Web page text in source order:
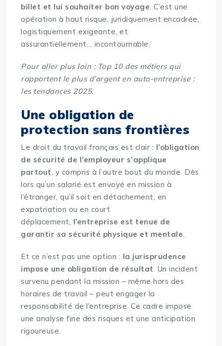
billet et lui souhaiter bon voyage. C’est une
opération à haut risque, juridiquement encadrée,
logistiquement exigeante, et
assurantiellement… incontournable.
Pour aller plus loin : Top 10 des métiers qui
rapportent le plus d’argent en auto-entreprise :
les tendances 2025.
Une obligation de
protection sans frontières
Le droit du travail français est clair : l’obligation
de sécurité de l’employeur s’applique
partout, y compris à l’autre bout du monde. Dès
lors qu’un salarié est envoyé en mission à
l’étranger, qu’il soit en détachement, en
expatriation ou en court
déplacement, l’entreprise est tenue de
garantir sa sécurité physique et mentale.
Et ce n’est pas une option : la jurisprudence
impose une obligation de résultat. Un incident
survenu pendant la mission – même hors des
horaires de travail – peut engager la
responsabilité de l’entreprise. Ce cadre impose
une analyse fine des risques et une anticipation
rigoureuse.